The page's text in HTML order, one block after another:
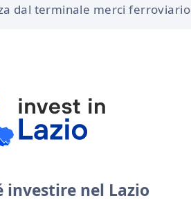
dal terminale merci ferroviario
investire nel Lazio